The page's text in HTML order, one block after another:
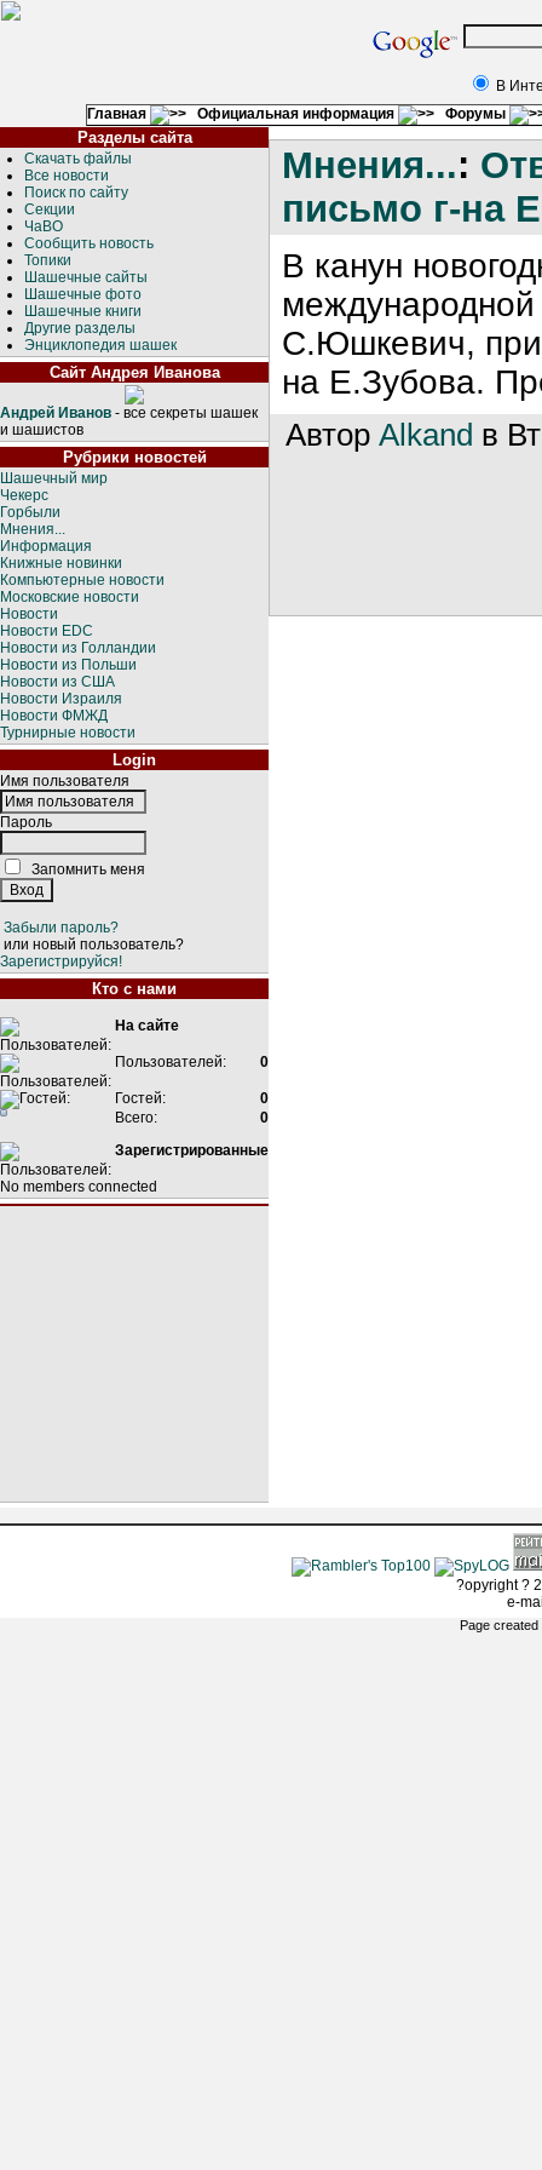
В
Главная
Официальная информация Форумы
Разделы сайта
Скачать файлы
Все новости
Поиск по сайту
Секции
ЧаВО
Сообщить новость
Топики
Шашечные сайты
Шашечные фото
Шашечные книги
Другие разделы
Энциклопедия шашек
Сайт Андрея Иванова
Андрей Иванов - все секреты шашек
и шашистов
Рубрики новостей
Шашечный мир
Чекерс
Горбыли
Мнения...
Информация
Книжные новинки
Компьютерные новости
Московские новости
Новости
Новости EDC
Новости из Голландии
Новости из Польши
Новости из США
Новости Израиля
Новости ФМЖД
Турнирные новости
Login
Имя пользователя
Пароль
Запомнить меня
Забыли пароль?
или новый пользователь?
Зарегистрируйся!
Кто с нами
На сайте
Пользователей: 0
Гостей:
0
Всего:
0
Зарегистрированные
No members connected
Мнения...:
письмо г-на
В канун
С.Юшкевич,
на Е.Зубова.
АвторAlkand в
?opyright ?
e-
Page